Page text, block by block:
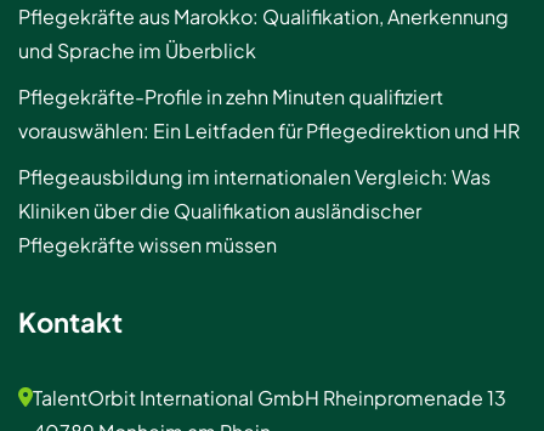
Pflegekräfte aus Marokko: Qualifikation, Anerkennung
und Sprache im Überblick
Pflegekräfte-Profile in zehn Minuten qualifiziert
vorauswählen: Ein Leitfaden für Pflegedirektion und HR
Pflegeausbildung im internationalen Vergleich: Was
Kliniken über die Qualifikation ausländischer
Pflegekräfte wissen müssen
Kontakt
TalentOrbit International GmbH Rheinpromenade 13